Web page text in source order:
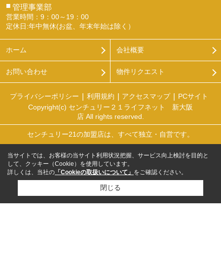
■ 管理事業部
営業時間：9：00～19：00
定休日:年中無休(お盆、年末年始は除く）
ホーム 会社概要
お問い合わせ 物件リクエスト
プライバシーポリシー 利用規約 アクセスマップ
PCサイト
Copyright(c) センチュリー２１ライフネット 新大阪
店 All rights reserved.
センチュリー21の加盟店は、すべて独立・自営です。
当サイトでは、お客様の当サイト利用状況把握、サービス向上検討を目的と
して、クッキー（Cookie）を使用しています。
詳しくは、当社の 「Cookieの取扱いについて」 をご確認ください。
閉じる